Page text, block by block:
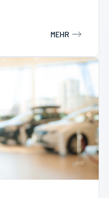
MEHR